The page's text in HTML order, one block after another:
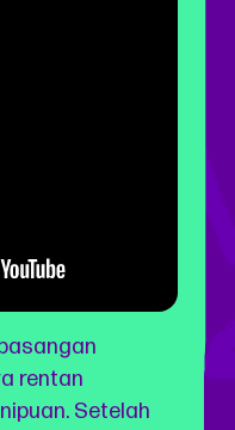
rentan
Setelah